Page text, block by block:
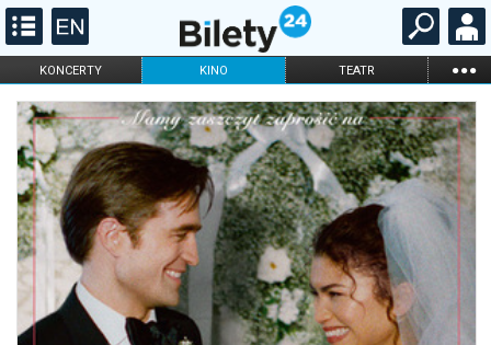
KONCERTY KINO TEATR ...
FILHARMONIA OPERA I BALET
STAND-UP
DLA DZIECI
ONLINE KARNETY